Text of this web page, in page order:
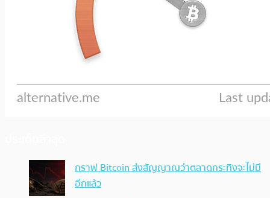
กราฟ Bitcoin ส่งสัญญาณว่าตลาดกระทิงจะไม่มี
อีกแล้ว